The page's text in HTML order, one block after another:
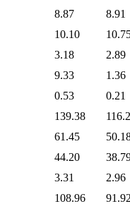
8.87 8.91
10.10
3.18 2.89
9.33 1.36
0.53 0.21
139.38
61.45
44.20
3.31 2.96
108.96 91.92